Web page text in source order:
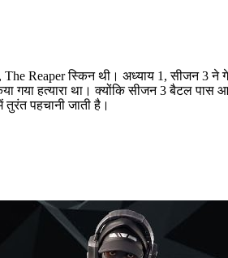
Reaper स्किन थी। अध्याय 1, सीजन 3 ने
गया हत्यारा था। क्योंकि सीजन 3 बैटल
पहचानी जाती है।